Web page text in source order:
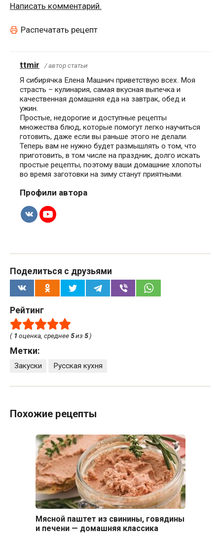
Написать комментарий.
Распечатать рецепт
ttmir / автор статьи
Я сибирячка Елена Машнич приветствую всех. Моя
страсть – кулинария, самая вкусная выпечка и
качественная домашняя еда на завтрак, обед и
ужин.
Простые, недорогие и доступные рецепты
множества блюд, которые помогут легко научиться
готовить, даже если вы раньше этого не делали.
Теперь вам не нужно будет размышлять о том, что
приготовить, в том числе на праздник, долго искать
простые рецепты, поэтому ваши домашние хлопоты
во время заготовки на зиму станут приятными.
Профили автора
Поделиться с друзьями
Рейтинг
( 1оценка, среднее5из 5)
Метки:
Закуски Русская кухня
Похожие рецепты
Мясной паштет из свинины, говядины
и печени — домашняя классика